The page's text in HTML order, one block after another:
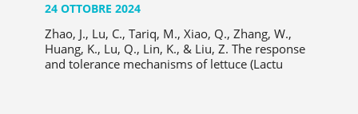
24 OTTOBRE 2024
Zhao, J., Lu, C., Tariq, M., Xiao, Q., Zhang, W.,
Huang, K., Lu, Q., Lin, K., & Liu, Z. The response
and tolerance mechanisms of lettuce (Lactu